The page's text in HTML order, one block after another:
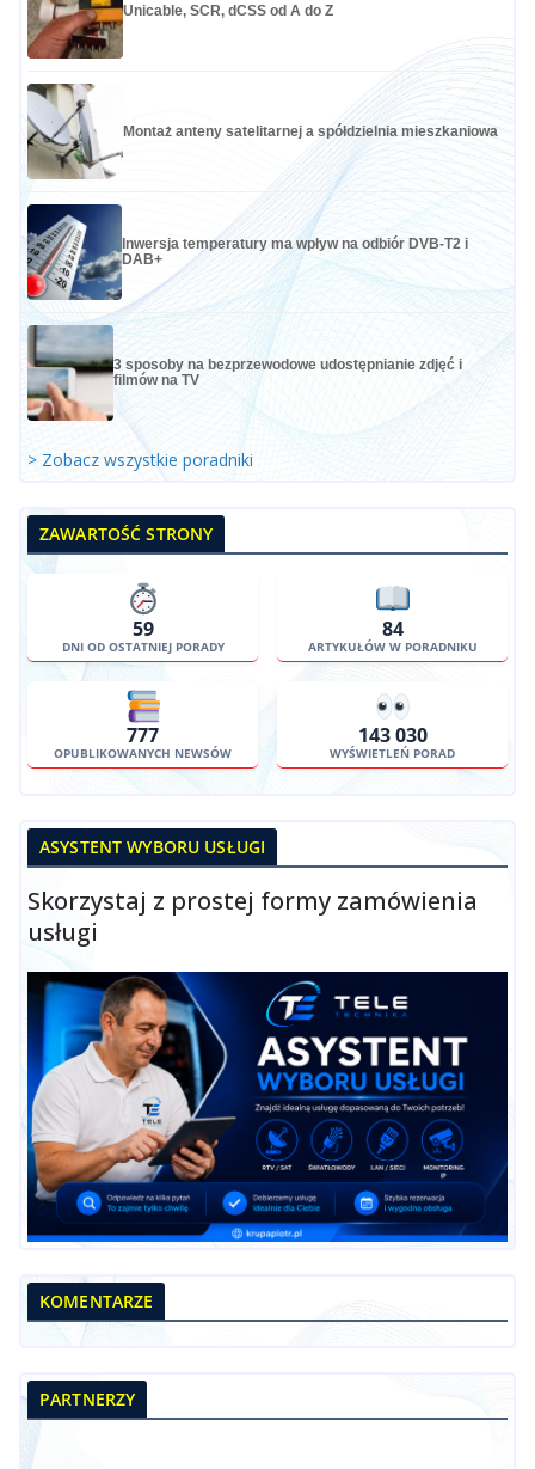
Unicable, SCR, dCSS od A do Z
Montaż anteny satelitarnej a spółdzielnia mieszkaniowa
Inwersja temperatury ma wpływ na odbiór DVB-T2 i
DAB+
3 sposoby na bezprzewodowe udostępnianie zdjęć i
filmów na TV
> Zobacz wszystkie poradniki
ZAWARTOŚĆ STRONY
59
DNI OD OSTATNIEJ PORADY
84
ARTYKUŁÓW W PORADNIKU
777
OPUBLIKOWANYCH NEWSÓW
143 030
WYŚWIETLEŃ PORAD
ASYSTENT WYBORU USŁUGI
Skorzystaj z prostej formy zamówienia
usługi
KOMENTARZE
PARTNERZY